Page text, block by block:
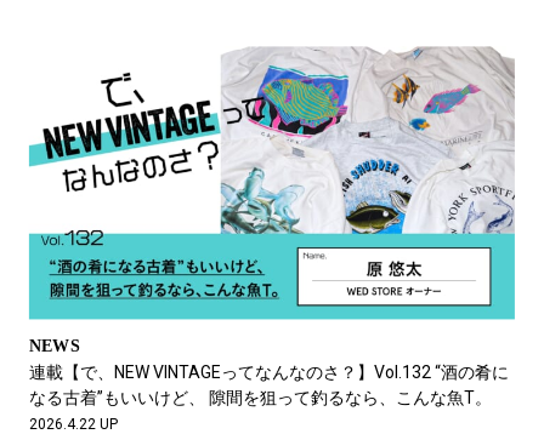
NEWS
連載【で、NEW VINTAGEってなんなのさ？】Vol.132 “酒の肴に
なる古着”もいいけど、 隙間を狙って釣るなら、こんな魚T。
2026.4.22 UP